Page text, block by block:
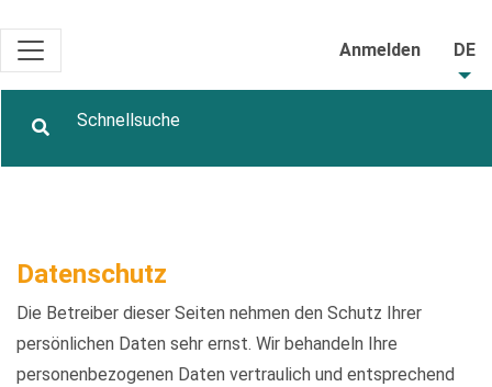
Anmelden DE
Datenschutz
Die Betreiber dieser Seiten nehmen den Schutz Ihrer
persönlichen Daten sehr ernst. Wir behandeln Ihre
personenbezogenen Daten vertraulich und entsprechend